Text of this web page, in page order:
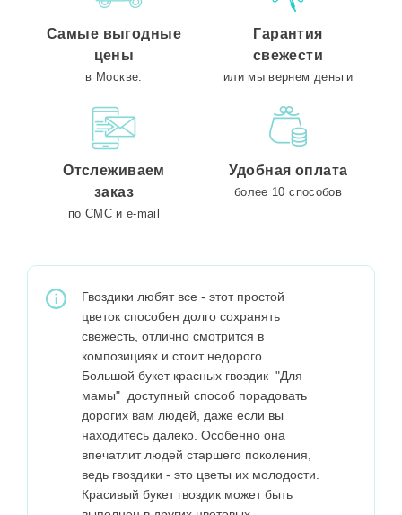
Самые выгодные
цены
в Москве.
Гарантия
свежести
или мы вернем деньги
Отслеживаем
заказ
по СМС и e-mail
Удобная оплата
более 10 способов
Гвоздики любят все - этот простой
цветок способен долго сохранять
свежесть, отлично смотрится в
композициях и стоит недорого.
Большой букет красных гвоздик "Для
мамы" доступный способ порадовать
дорогих вам людей, даже если вы
находитесь далеко. Особенно она
впечатлит людей старшего поколения,
ведь гвоздики - это цветы их молодости.
Красивый букет гвоздик может быть